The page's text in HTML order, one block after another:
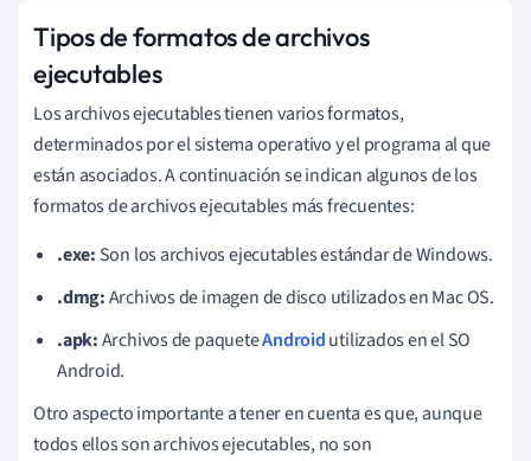
Tipos de formatos de archivos
ejecutables
Los archivos ejecutables tienen varios formatos,
determinados por el sistema operativo y el programa al que
están asociados. A continuación se indican algunos de los
formatos de archivos ejecutables más frecuentes:
.exe: Son los archivos ejecutables estándar de Windows.
.dmg:Archivos de imagen de disco utilizados en Mac OS.
.apk:Archivos de paqueteAndroidutilizados en el SO
Android.
Otro aspecto importante a tener en cuenta es que, aunque
todos ellos son archivos ejecutables, no son